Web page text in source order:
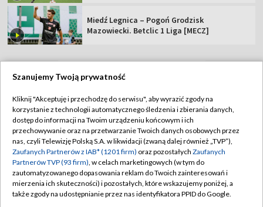
Miedź Legnica – Pogoń Grodzisk
Mazowiecki. Betclic 1 Liga [MECZ]
Abonament TVP
Sklep TVP
Biuro Reklamy
Oferta Handlowa
Telegazeta ogłoszenia
Regulamin TVP
Polityka prywatności
Moje zgody
Biuro reklamy
Kontakt
Szanujemy Twoją prywatność
Kliknij "Akceptuję i przechodzę do serwisu", aby wyrazić zgody na
korzystanie z technologii automatycznego śledzenia i zbierania danych,
dostęp do informacji na Twoim urządzeniu końcowym i ich
przechowywanie oraz na przetwarzanie Twoich danych osobowych przez
nas, czyli Telewizję Polską S.A. w likwidacji (zwaną dalej również „TVP”),
Zaufanych Partnerów z IAB* (1201 firm) oraz pozostałych Zaufanych
Partnerów TVP (93 firm), w celach marketingowych (w tym do
zautomatyzowanego dopasowania reklam do Twoich zainteresowań i
mierzenia ich skuteczności) i pozostałych, które wskazujemy poniżej, a
także zgody na udostępnianie przez nas identyfikatora PPID do Google.